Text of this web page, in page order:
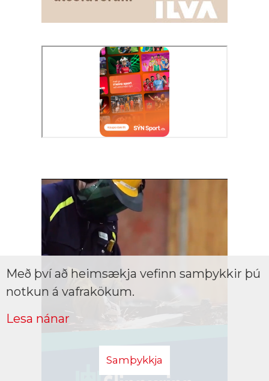
Með því að heimsækja vefinn samþykkir þú
notkun á vafrakökum.
Lesa nánar
Samþykkja